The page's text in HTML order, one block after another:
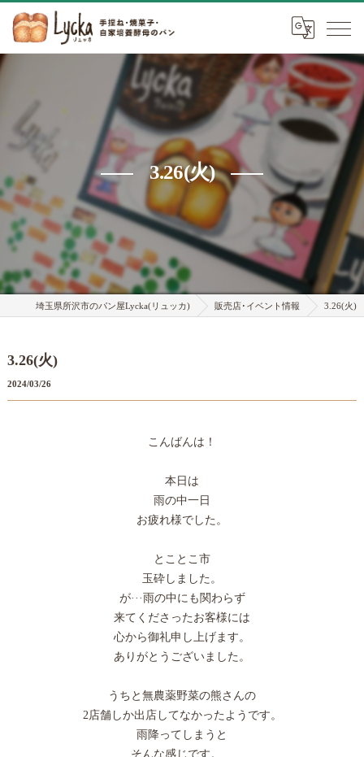
3.26(火)
埼玉県所沢市のパン屋Lycka(リュッカ) 販売店･イベント情報 3.26(火)
3.26(火)
2024/03/26
こんばんは！
本日は
雨の中一日
お疲れ様でした。
とことこ市
玉砕しました。
が···雨の中にも関わらず
来てくださったお客様には
心から御礼申し上げます。
ありがとうございました。
うちと無農薬野菜の熊さんの
2店舗しか出店してなかったようです。
雨降ってしまうと
そんな感じです。